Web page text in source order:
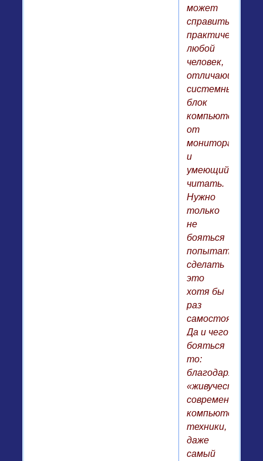
может
справиться
практически
любой
человек,
отличающий
системный
блок
компьютера
от
монитора
и
умеющий
читать.
Нужно
только
не
бояться
попытаться
сделать
это
хотя бы
раз
Да и чего
бояться
то:
благодаря
«живучести»
современной
компьютерной
техники,
даже
самый